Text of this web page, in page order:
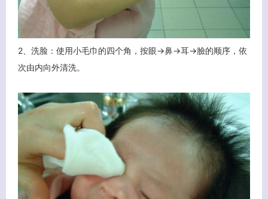
2、洗脸：使用小毛巾的四个角，按眼→鼻→耳→臉的顺序，依
次由内向外清洗。